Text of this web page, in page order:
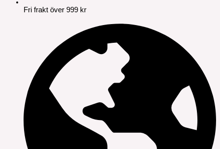
Fri frakt över 999 kr